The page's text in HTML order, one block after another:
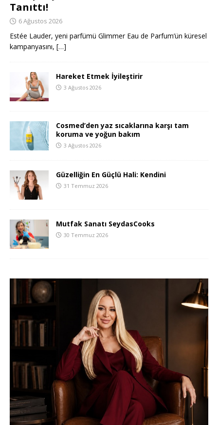
Tanıttı!
6 Ağustos 2026
Estée Lauder, yeni parfümü Glimmer Eau de Parfum’ün küresel
kampanyasını, […]
Hareket Etmek İyileştirir
3 Ağustos 2026
Cosmed’den yaz sıcaklarına karşı tam
koruma ve yoğun bakım
3 Ağustos 2026
Güzelliğin En Güçlü Hali: Kendini
31 Temmuz 2026
Mutfak Sanatı SeydasCooks
30 Temmuz 2026